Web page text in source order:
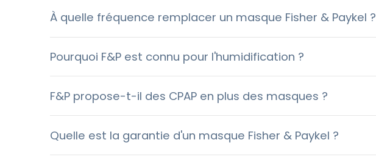
À quelle fréquence remplacer un masque Fisher & Paykel ?
Pourquoi F&P est connu pour l'humidification ?
F&P propose-t-il des CPAP en plus des masques ?
Quelle est la garantie d'un masque Fisher & Paykel ?